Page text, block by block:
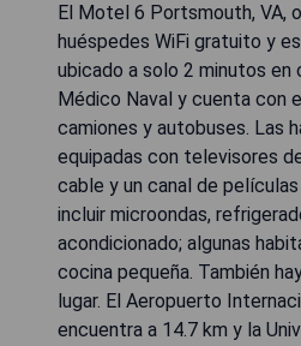
El Motel 6 Portsmouth, VA,
huéspedes WiFi gratuito y
ubicado a solo 2 minutos en
Médico Naval y cuenta con
camiones y autobuses. Las
equipadas con televisores
cable y un canal de
incluir microondas,
acondicionado; algunas
cocina pequeña. También
lugar. El Aeropuerto
encuentra a 14.7 km y la